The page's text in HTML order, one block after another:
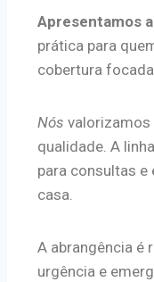
Apresentamos
prática para
cobertura
Nós valorizamos
qualidade. A
para consultas e
casa.
A abrangência é
urgência e